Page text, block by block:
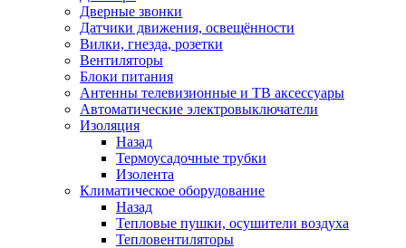
Дверные звонки
Датчики движения, освещённости
Вилки, гнезда, розетки
Вентиляторы
Блоки питания
Антенны телевизионные и ТВ аксессуары
Автоматические электровыключатели
Изоляция
Назад
Термоусадочные трубки
Изолента
Климатическое оборудование
Назад
Тепловые пушки, осушители воздуха
Тепловентиляторы